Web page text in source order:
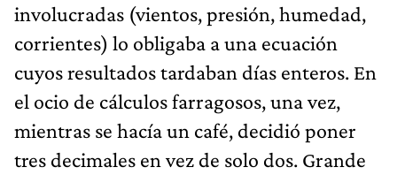
involucradas (vientos, presión, humedad,
corrientes) lo obligaba a una ecuación
cuyos resultados tardaban días enteros. En
el ocio de cálculos farragosos, una vez,
mientras se hacía un café, decidió poner
tres decimales en vez de solo dos. Grande